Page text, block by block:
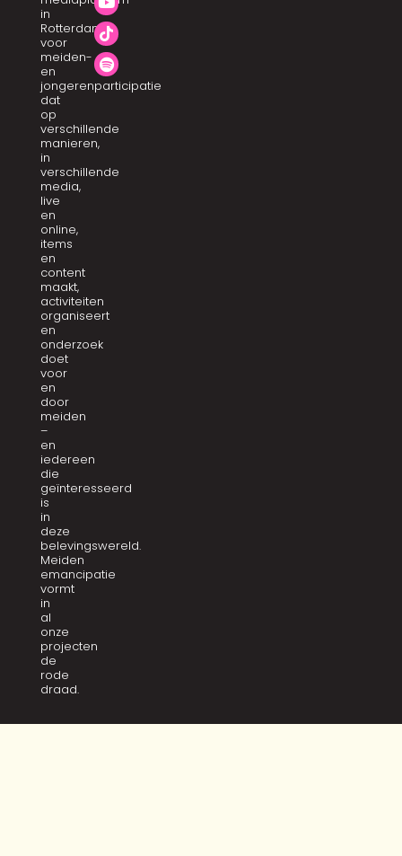
in
Rotterdam
voor
meiden-
en
jongerenparticipatie
dat
op
verschillende
manieren,
in
verschillende
media,
live
en
online,
items
en
content
maakt,
activiteiten
organiseert
en
onderzoek
doet
voor
en
door
meiden
–
en
iedereen
die
geïnteresseerd
is
in
deze
belevingswereld.
Meiden
emancipatie
vormt
in
al
onze
projecten
de
rode
draad.